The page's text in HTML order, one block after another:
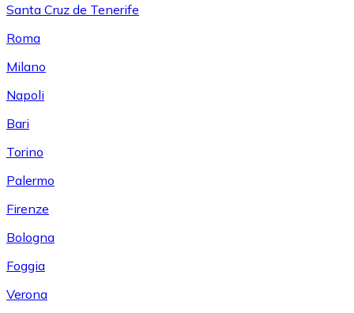
Santa Cruz de Tenerife
Roma
Milano
Napoli
Bari
Torino
Palermo
Firenze
Bologna
Foggia
Verona